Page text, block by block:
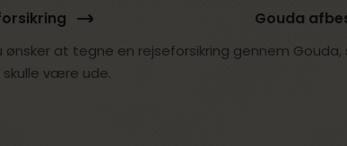
Gouda
ønsker at tegne en rejseforsikring gennem
skulle være ude.